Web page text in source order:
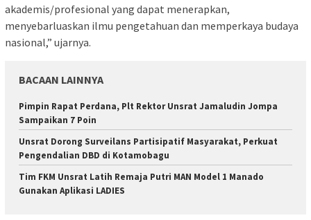
akademis/profesional yang dapat menerapkan,
menyebarluaskan ilmu pengetahuan dan memperkaya budaya
nasional,” ujarnya.
BACAAN LAINNYA
Pimpin Rapat Perdana, Plt Rektor Unsrat Jamaludin Jompa
Sampaikan 7 Poin
Unsrat Dorong Surveilans Partisipatif Masyarakat, Perkuat
Pengendalian DBD di Kotamobagu
Tim FKM Unsrat Latih Remaja Putri MAN Model 1 Manado
Gunakan Aplikasi LADIES